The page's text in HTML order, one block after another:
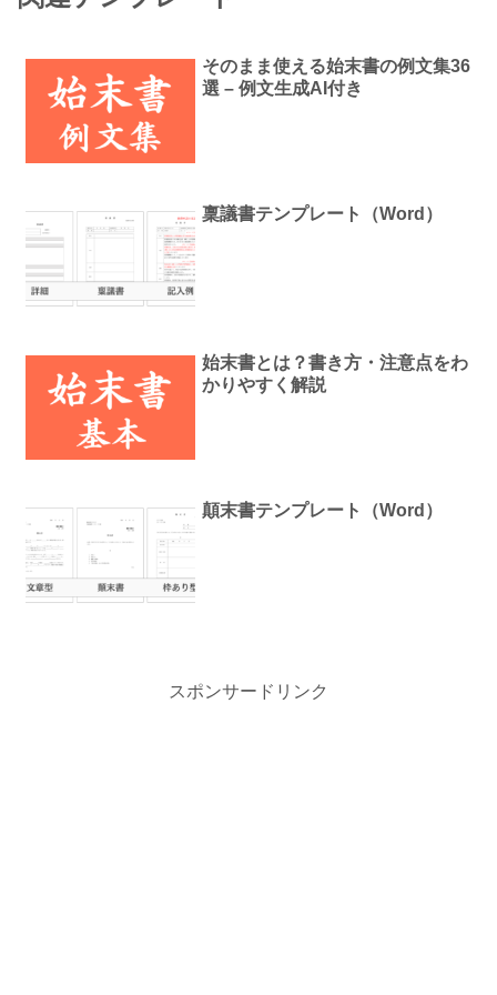
そのまま使える始末書の例文集36
選 – 例文生成AI付き
稟議書テンプレート（Word）
始末書とは？書き方・注意点をわ
かりやすく解説
顛末書テンプレート（Word）
スポンサードリンク